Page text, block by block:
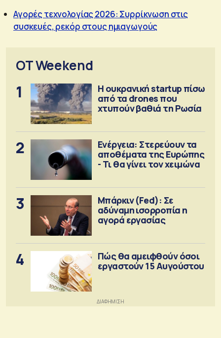
Αγορές τεχνολογίας 2026: Συρρίκνωση στις
συσκευές, ρεκόρ στους ημιαγωγούς
OT Weekend
1
Η ουκρανική startup πίσω
από τα drones που
χτυπούν βαθιά τη Ρωσία
2
Ενέργεια: Στερεύουν τα
αποθέματα της Ευρώπης
- Τι θα γίνει τον χειμώνα
3
Μπάρκιν (Fed): Σε
αδύναμη ισορροπία η
αγορά εργασίας
4
Πώς θα αμειφθούν όσοι
εργαστούν 15 Αυγούστου